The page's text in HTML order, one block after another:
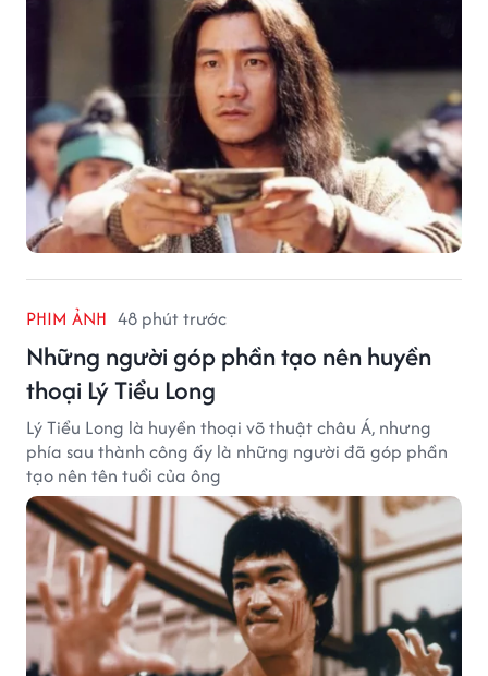
PHIM ẢNH 48 phút trước
Những người góp phần tạo nên huyền
thoại Lý Tiểu Long
Lý Tiểu Long là huyền thoại võ thuật châu Á, nhưng
phía sau thành công ấy là những người đã góp phần
tạo nên tên tuổi của ông